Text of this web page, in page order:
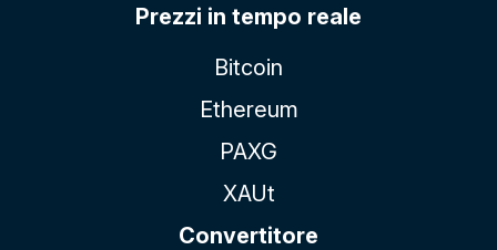
Prezzi in tempo reale
Bitcoin
Ethereum
PAXG
XAUt
Convertitore